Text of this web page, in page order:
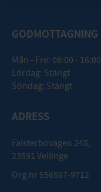
GODMOTTAGNING
Mån - Fre: 08:00 - 16:00
Lördag: Stängt
Söndag: Stängt
ADRESS
Falsterbovägen 245,
23591 Vellinge
Org.nr 556597-9712